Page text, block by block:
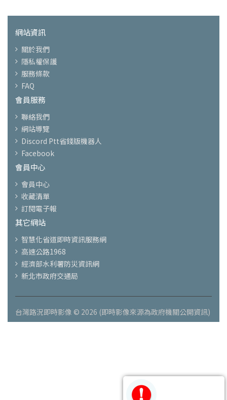
網站資訊
關於我們
隱私權保護
服務條款
FAQ
會員服務
聯絡我們
網站導覽
Discord Ptt省錢版機器人
Facebook
會員中心
會員中心
收藏清單
訂閱電子報
其它網站
智慧化省道即時資訊服務網
高速公路1968
經濟部水利署防災資訊網
新北市政府交通局
台灣路況即時影像 © 2026 (即時影像來源為政府機關公開資訊)